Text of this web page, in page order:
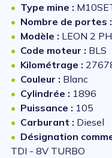
Type mine :
Nombre de portes :
Modèle : LEON 2
Code moteur : BLS
Kilométrage :
Couleur : Blanc
Cylindrée : 1896
Puissance : 105
Carburant : Diesel
Désignation
TDI - 8V TURBO